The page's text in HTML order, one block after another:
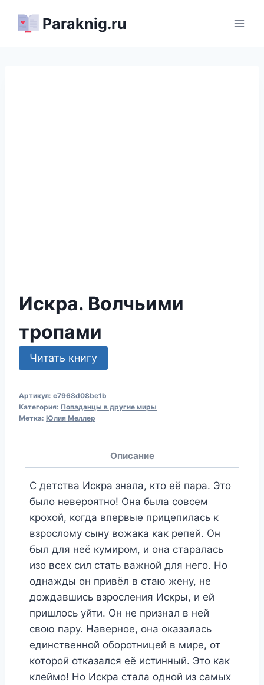
Paraknig.ru
Искра. Волчьими
тропами
Читать книгу
Артикул: c7968d08be1b
Категория: Попаданцы в другие миры
Метка: Юлия Меллер
Описание
С детства Искра знала, кто её пара. Это
было невероятно! Она была совсем
крохой, когда впервые прицепилась к
взрослому сыну вожака как репей. Он
был для неё кумиром, и она старалась
изо всех сил стать важной для него. Но
однажды он привёл в стаю жену, не
дождавшись взросления Искры, и ей
пришлось уйти. Он не признал в ней
свою пару. Наверное, она оказалась
единственной оборотницей в мире, от
которой отказался её истинный. Это как
клеймо! Но Искра стала одной из самых